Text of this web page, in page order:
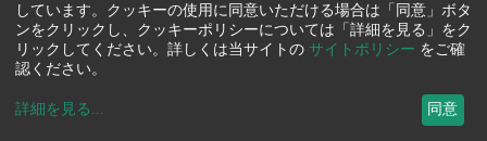
しています。クッキーの使用に同意いただける場合は「同意」ボタ
ンをクリックし、クッキーポリシーについては「詳細を見る」をク
リックしてください。詳しくは当サイトの サイトポリシー をご確
認ください。
詳細を見る ... 同意